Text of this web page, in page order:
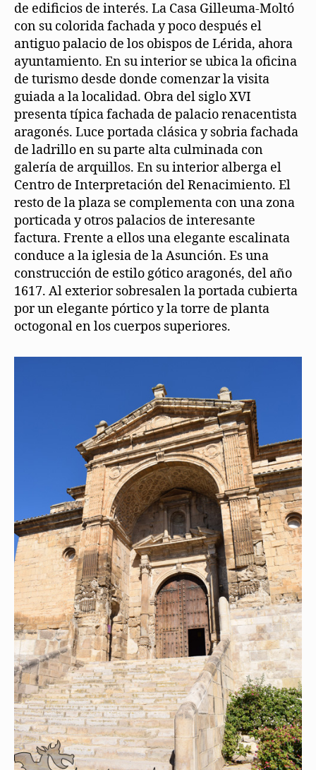
de edificios de interés. La Casa Gilleuma-Moltó
con su colorida fachada y poco después el
antiguo palacio de los obispos de Lérida, ahora
ayuntamiento. En su interior se ubica la oficina
de turismo desde donde comenzar la visita
guiada a la localidad. Obra del siglo XVI
presenta típica fachada de palacio renacentista
aragonés. Luce portada clásica y sobria fachada
de ladrillo en su parte alta culminada con
galería de arquillos. En su interior alberga el
Centro de Interpretación del Renacimiento. El
resto de la plaza se complementa con una zona
porticada y otros palacios de interesante
factura. Frente a ellos una elegante escalinata
conduce a la iglesia de la Asunción. Es una
construcción de estilo gótico aragonés, del año
1617. Al exterior sobresalen la portada cubierta
por un elegante pórtico y la torre de planta
octogonal en los cuerpos superiores.